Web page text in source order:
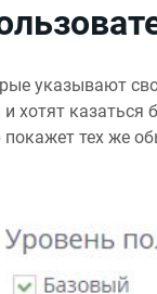
указывают
хотят казаться
тех же